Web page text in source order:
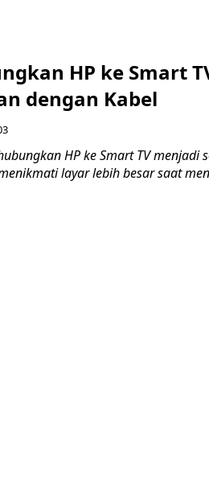
HP ke Smart
dengan Kabel
HP ke Smart TV menjadi
layar lebih besar saat